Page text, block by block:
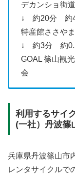
デカンショ街
↓ 約20分 約
特産館ささやま
↓ 約3分 約
GOAL 篠山観
会
利用するサイ
(一社）丹波篠
兵庫県丹波篠山市
レンタサイクルで